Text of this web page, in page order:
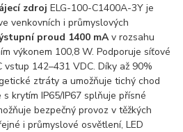
zdroj ELG-100-C1400A-3Y je
venkovních i průmyslových
proud 1400 mAv rozsahu
výkonem 100,8 W. Podporuje síťové
142–431 VDC. Díky až 90%
ztráty a umožňuje tichý chod
krytím IP65/IP67 splňuje přísné
bezpečný provoz v těžkých
i průmyslové osvětlení, LED